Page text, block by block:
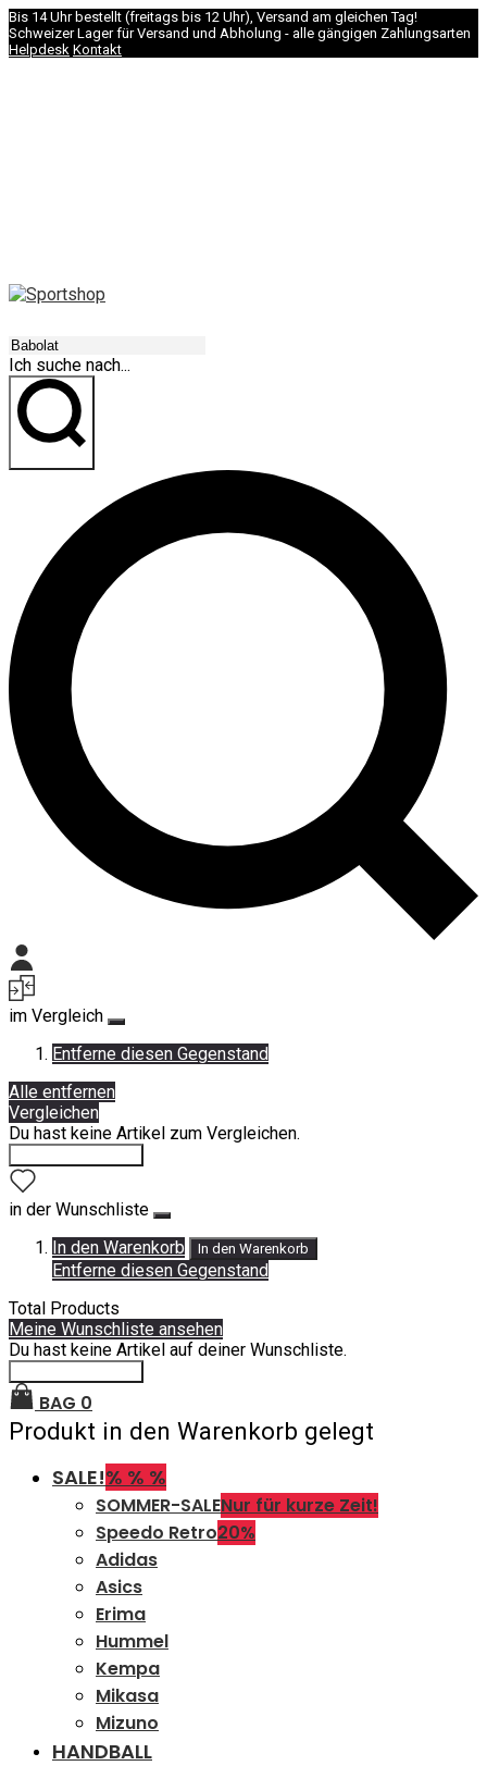
Bis 14 Uhr bestellt (freitags bis 12 Uhr), Versand am gleichen Tag!
Schweizer Lager für Versand und Abholung - alle gängigen Zahlungsarten
Helpdesk Kontakt
Ich suche nach...
im Vergleich
Entferne diesen Gegenstand
Alle entfernen
Vergleichen
Du hast keine Artikel zum Vergleichen.
in der Wunschliste
In den Warenkorb
In den Warenkorb
Entferne diesen Gegenstand
Total Products
Meine Wunschliste ansehen
Du hast keine Artikel auf deiner Wunschliste.
BAG 0
Produkt in den Warenkorb gelegt
SALE!% % %
SOMMER-SALENur für kurze Zeit!
Speedo Retro20%
Adidas
Asics
Erima
Hummel
Kempa
Mikasa
Mizuno
HANDBALL